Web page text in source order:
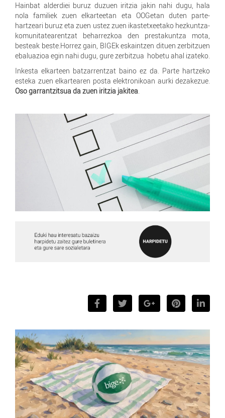
Hainbat alderdiei buruz duzuen iritzia jakin nahi dugu, hala
nola familiek zuen elkarteetan eta OOGetan duten parte-
hartzeari buruz eta zuen ustez zuen ikastetxeetako hezkuntza-
komunitatearentzat beharrezkoa den prestakuntza mota,
besteak beste.Horrez gain, BIGEk eskaintzen dituen zerbitzuen
ebaluazioa egin nahi dugu, gure zerbitzua hobetu ahal izateko.
Inkesta elkarteen batzarrentzat baino ez da. Parte hartzeko
esteka zuen elkartearen posta elektronikoan aurki dezakezue.
Oso garrantzitsua da zuen iritzia jakitea.